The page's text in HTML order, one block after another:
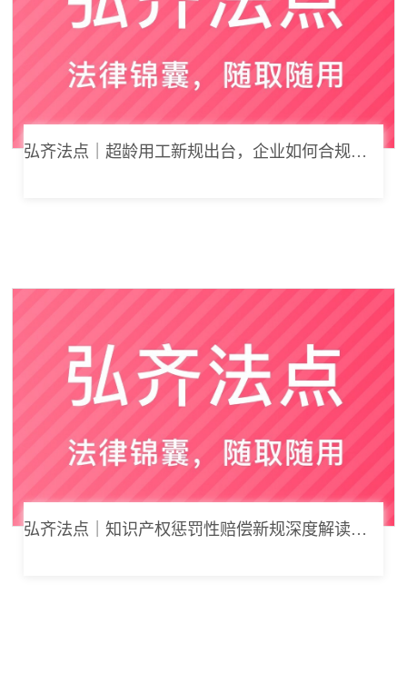
弘齐法点｜超龄用工新规出台，企业如何合规用工
弘齐法点｜知识产权惩罚性赔偿新规深度解读： 从“赔得起”到“赔不起”的司法逻辑